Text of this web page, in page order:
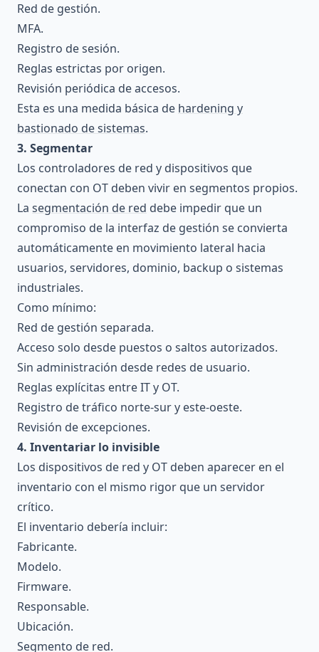
Red de gestión.
MFA.
Registro de sesión.
Reglas estrictas por origen.
Revisión periódica de accesos.
Esta es una medida básica de hardening y
bastionado de sistemas.
3. Segmentar
Los controladores de red y dispositivos que
conectan con OT deben vivir en segmentos propios.
La segmentación de red debe impedir que un
compromiso de la interfaz de gestión se convierta
automáticamente en movimiento lateral hacia
usuarios, servidores, dominio, backup o sistemas
industriales.
Como mínimo:
Red de gestión separada.
Acceso solo desde puestos o saltos autorizados.
Sin administración desde redes de usuario.
Reglas explícitas entre IT y OT.
Registro de tráfico norte-sur y este-oeste.
Revisión de excepciones.
4. Inventariar lo invisible
Los dispositivos de red y OT deben aparecer en el
inventario con el mismo rigor que un servidor
crítico.
El inventario debería incluir:
Fabricante.
Modelo.
Firmware.
Responsable.
Ubicación.
Segmento de red.